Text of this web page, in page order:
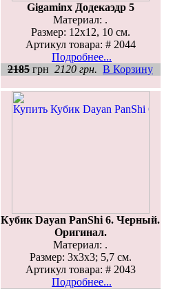
Gigaminx Додекаэдр 5
Материал: .
Размер: 12х12, 10 см.
Артикул товара: # 2044
Подробнее...
2185 грн 2120 грн. В Корзину
Кубик Dayan PanShi 6. Черный.
Оригинал.
Материал: .
Размер: 3х3х3; 5,7 см.
Артикул товара: # 2043
Подробнее...